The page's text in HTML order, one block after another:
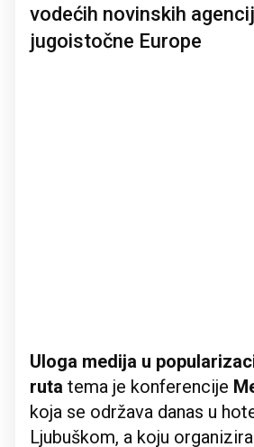
vodećih novinskih
jugoistočne Europe
Uloga medija u
ruta tema je konferencije
koja se održava danas u
Ljubuškom, a koju